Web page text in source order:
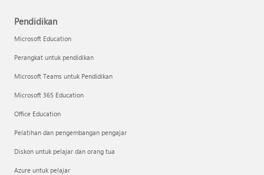
Pendidikan
Microsoft Education
Perangkat untuk pendidikan
Microsoft Teams untuk Pendidikan
Microsoft 365 Education
Office Education
Pelatihan dan pengembangan pengajar
Diskon untuk pelajar dan orang tua
Azure untuk pelajar